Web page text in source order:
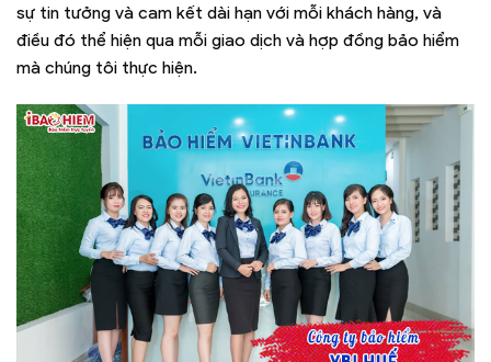
sự tin tưởng và cam kết dài hạn với mỗi khách hàng, và
điều đó thể hiện qua mỗi giao dịch và hợp đồng bảo hiểm
mà chúng tôi thực hiện.